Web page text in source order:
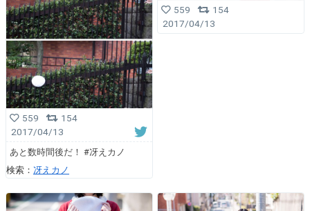
559
154
2017/04/13
あと数時間後だ！ #冴えカノ
検索： 冴えカノ
559
154
2017/04/13